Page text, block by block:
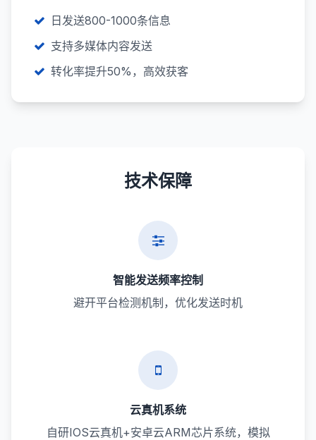
日发送800-1000条信息
支持多媒体内容发送
转化率提升50%，高效获客
技术保障
智能发送频率控制
避开平台检测机制，优化发送时机
云真机系统
自研IOS云真机+安卓云ARM芯片系统，模拟